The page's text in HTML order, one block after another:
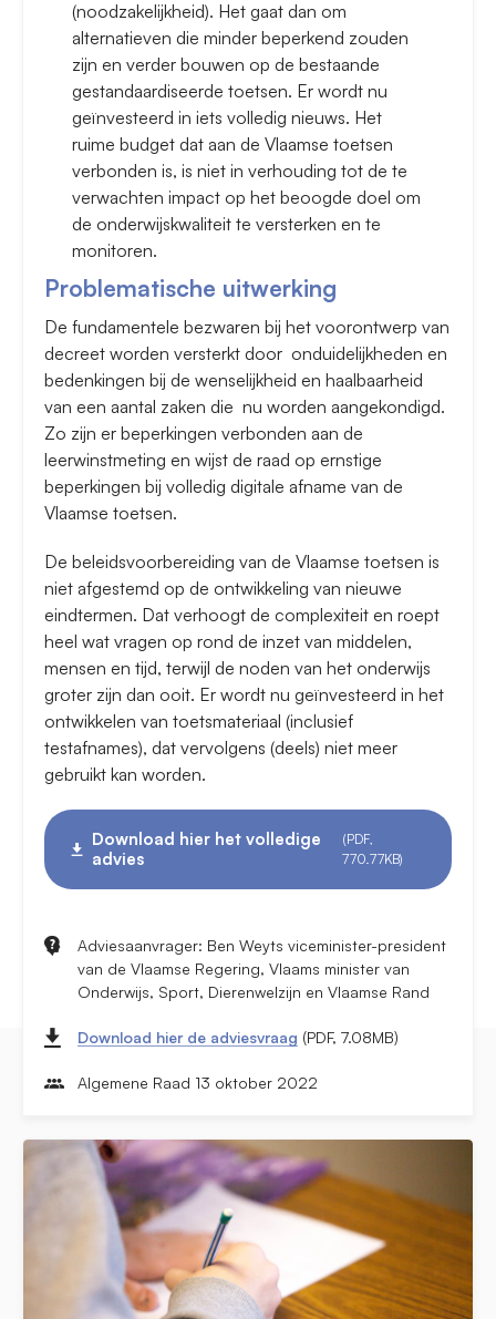
(noodzakelijkheid). Het gaat dan om
alternatieven die minder beperkend zouden
zijn en verder bouwen op de bestaande
gestandaardiseerde toetsen. Er wordt nu
geïnvesteerd in iets volledig nieuws. Het
ruime budget dat aan de Vlaamse toetsen
verbonden is, is niet in verhouding tot de te
verwachten impact op het beoogde doel om
de onderwijskwaliteit te versterken en te
monitoren.
Problematische uitwerking
De fundamentele bezwaren bij het voorontwerp van
decreet worden versterkt door onduidelijkheden en
bedenkingen bij de wenselijkheid en haalbaarheid
van een aantal zaken die nu worden aangekondigd.
Zo zijn er beperkingen verbonden aan de
leerwinstmeting en wijst de raad op ernstige
beperkingen bij volledig digitale afname van de
Vlaamse toetsen.
De beleidsvoorbereiding van de Vlaamse toetsen is
niet afgestemd op de ontwikkeling van nieuwe
eindtermen. Dat verhoogt de complexiteit en roept
heel wat vragen op rond de inzet van middelen,
mensen en tijd, terwijl de noden van het onderwijs
groter zijn dan ooit. Er wordt nu geïnvesteerd in het
ontwikkelen van toetsmateriaal (inclusief
testafnames), dat vervolgens (deels) niet meer
gebruikt kan worden.
Download hier het volledige
advies
(PDF,
770.77KB)
Adviesaanvrager: Ben Weyts viceminister-president
van de Vlaamse Regering, Vlaams minister van
Onderwijs, Sport, Dierenwelzijn en Vlaamse Rand
Download hier de adviesvraag (PDF, 7.08MB)
Algemene Raad 13 oktober 2022